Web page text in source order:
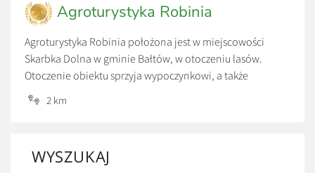
Agroturystyka Robinia
Agroturystyka Robinia położona jest w miejscowości
Skarbka Dolna w gminie Bałtów, w otoczeniu lasów.
Otoczenie obiektu sprzyja wypoczynkowi, a także
aktywności fizycznej. W bezpośrednim sąsiedztwie
znajduje się Park Linowy Skarbka oraz Bałtowski Kompleks
2 km
WYSZUKAJ